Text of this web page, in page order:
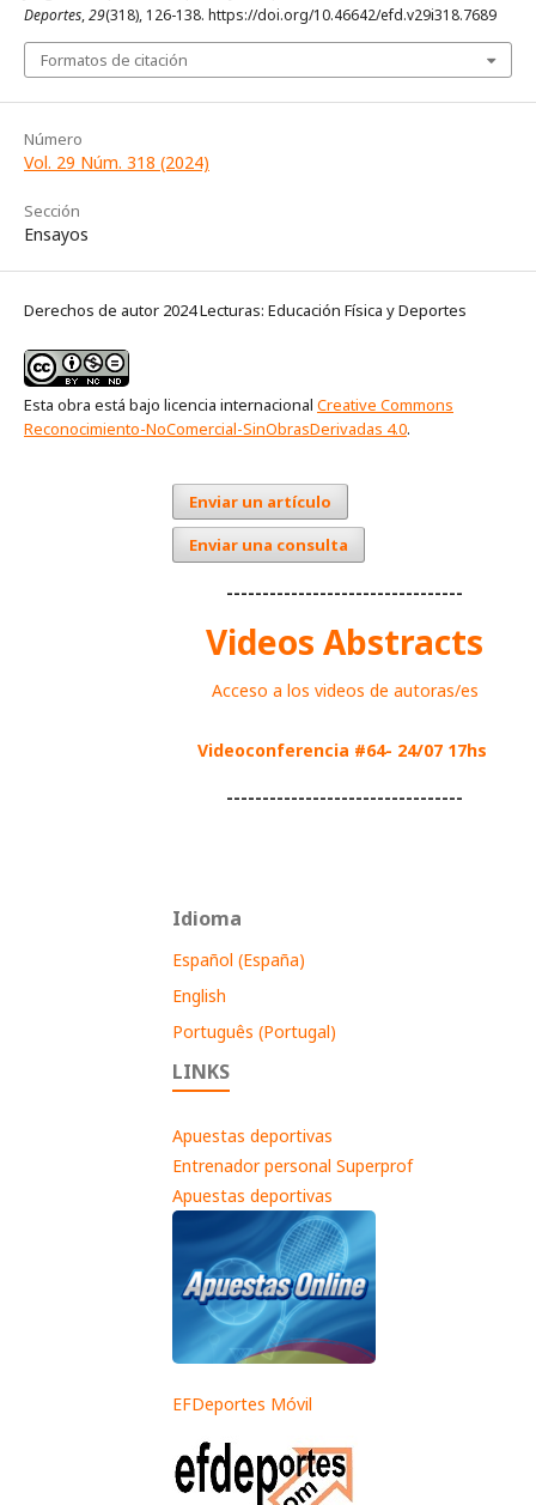
Deportes,29(318), 126-138. https://doi.org/10.46642/efd.v29i318.7689
Formatos de citación
Número
Vol. 29 Núm. 318 (2024)
Sección
Ensayos
Derechos de autor 2024 Lecturas: Educación Física y Deportes
Esta obra está bajo licencia internacional Creative Commons
Reconocimiento-NoComercial-SinObrasDerivadas 4.0.
Enviar un artículo
Enviar una consulta
---------------------------------
Videos Abstracts
Acceso a los videos de autoras/es
Videoconferencia #64- 24/07 17hs
---------------------------------
Idioma
Español (España)
English
Português (Portugal)
LINKS
Apuestas deportivas
Entrenador personal Superprof
Apuestas deportivas
EFDeportes Móvil